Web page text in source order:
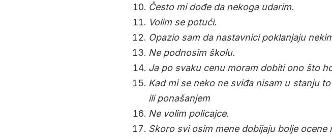
Često mi dođe da nekoga udarim.
Volim se potući.
Opazio sam da nastavnici poklanjaju
Ne podnosim školu.
Ja po svaku cenu moram dobiti ono što
Kad mi se neko ne sviđa nisam u stanju
ili ponašanjem
Ne volim policajce.
Skoro svi osim mene dobijaju bolje ocene